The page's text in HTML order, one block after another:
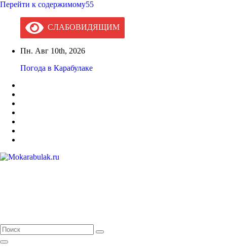
Перейти к содержимому55
СЛАБОВИДЯЩИМ
Пн. Авг 10th, 2026
Погода в Карабулаке